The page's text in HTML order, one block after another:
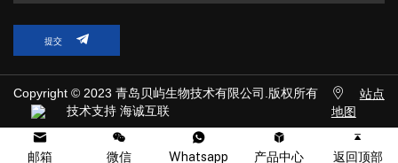
邮箱 微信 Whatsapp 产品中心 返回顶部
提交
Copyright © 2023 青岛贝屿生物技术有限公司.版权所有
技术支持 海诚互联
站点
地图